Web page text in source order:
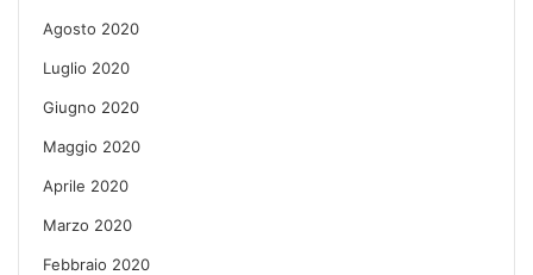
Agosto 2020
Luglio 2020
Giugno 2020
Maggio 2020
Aprile 2020
Marzo 2020
Febbraio 2020